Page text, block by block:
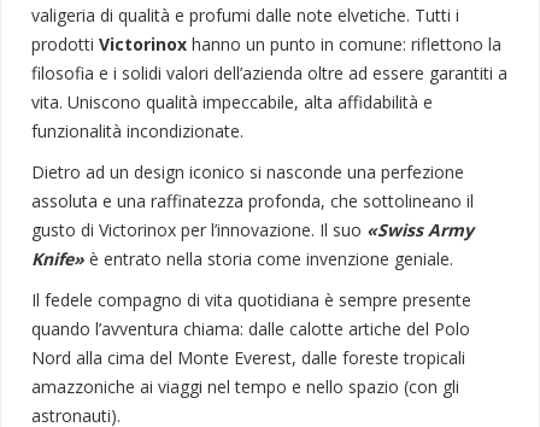
valigeria di qualità e profumi dalle note elvetiche. Tutti i
prodotti Victorinox hanno un punto in comune: riflettono la
filosofia e i solidi valori dell’azienda oltre ad essere garantiti a
vita. Uniscono qualità impeccabile, alta affidabilità e
funzionalità incondizionate.
Dietro ad un design iconico si nasconde una perfezione
assoluta e una raffinatezza profonda, che sottolineano il
gusto di Victorinox per l’innovazione. Il suo «Swiss Army
Knife» è entrato nella storia come invenzione geniale.
Il fedele compagno di vita quotidiana è sempre presente
quando l’avventura chiama: dalle calotte artiche del Polo
Nord alla cima del Monte Everest, dalle foreste tropicali
amazzoniche ai viaggi nel tempo e nello spazio (con gli
astronauti).